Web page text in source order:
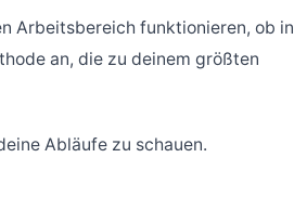
Arbeitsbereich funktionieren, ob in
an, die zu deinem größten
Abläufe zu schauen.